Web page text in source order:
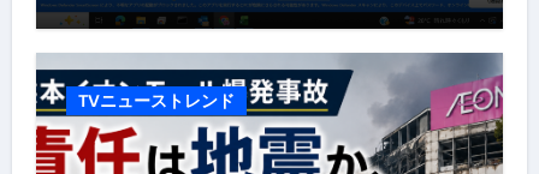
TVニューストレンド